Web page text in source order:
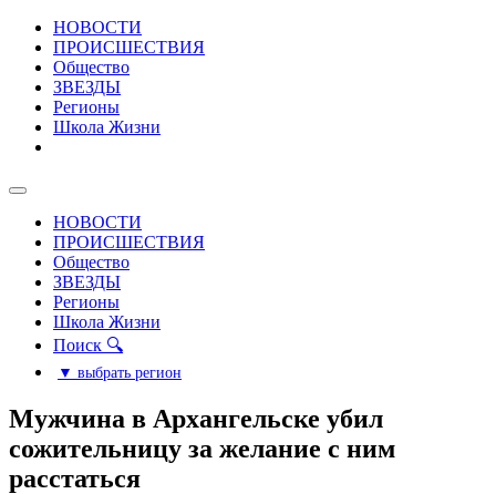
НОВОСТИ
ПРОИСШЕСТВИЯ
Общество
ЗВЕЗДЫ
Регионы
Школа Жизни
НОВОСТИ
ПРОИСШЕСТВИЯ
Общество
ЗВЕЗДЫ
Регионы
Школа Жизни
Поиск 🔍
▼ выбрать регион
Мужчина в Архангельске убил
сожительницу за желание с ним
расстаться